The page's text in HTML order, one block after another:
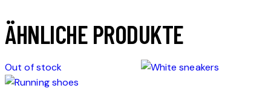
ÄHNLICHE PRODUKTE
Out of stock